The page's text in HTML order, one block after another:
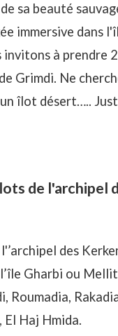
sa beauté
immersive dans
invitons à
Grimdi. Ne
îlot désert…..
de l'archipel
des
Gharbi ou
El Haj Hmida.